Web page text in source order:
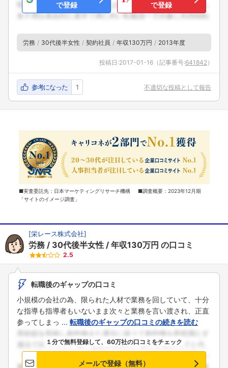
で登録
で登録
労務 30代後半女性 契約社員 年収130万円 2013年度
投稿日:2017-01-16 （記事番号:641842）
参考になった 1 不適切な投稿として報告
■実査委託先：日本マーケティングリサーチ機構 ■調査概要：2023年12月期
「サイトのイメージ調査」
[栄レース株式会社]
労務 30代後半女性 年収130万円 の口コミ
2.5
転職後のギャップの口コミ
小規模の会社の為、限られた人材で業務を回していて、十分
な指導も指導者もいないまま次々と業務を言い渡され、正直
参ってしまっ ... 転職後のギャップの口コミの続きを読む
１分で無料登録して、60万社の口コミをチェック
メールで登録（無料）